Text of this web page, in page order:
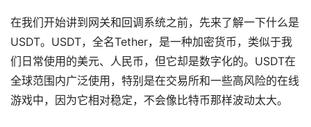
在我们开始讲到网关和回调系统之前，先来了解一下什么是
USDT。USDT，全名Tether，是一种加密货币，类似于我
们日常使用的美元、人民币，但它却是数字化的。USDT在
全球范围内广泛使用，特别是在交易所和一些高风险的在线
游戏中，因为它相对稳定，不会像比特币那样波动太大。